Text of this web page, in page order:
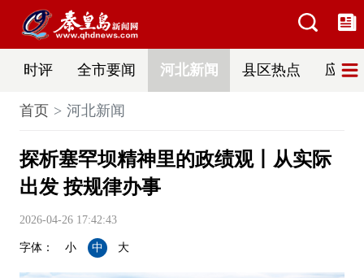
时评 全市要闻 河北新闻 县区热点 应急
首页 河北新闻
探析塞罕坝精神里的政绩观丨从实际
出发 按规律办事
2026-04-26 17:42:43
字体： 小 中 大